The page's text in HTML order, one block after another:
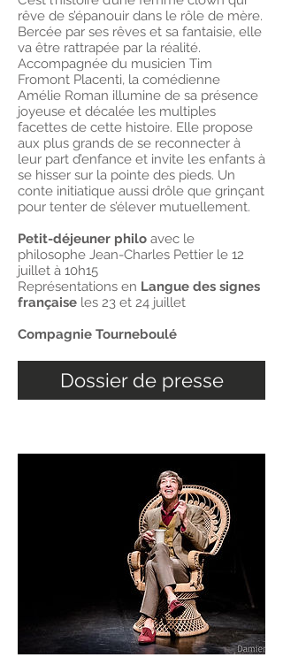
rêve de s’épanouir dans le rôle de mère.
Bercée par ses rêves et sa fantaisie, elle
va être rattrapée par la réalité.
Accompagnée du musicien Tim
Fromont Placenti, la comédienne
Amélie Roman illumine de sa présence
joyeuse et décalée les multiples
facettes de cette histoire. Elle propose
aux plus grands de se reconnecter à
leur part d’enfance et invite les enfants à
se hisser sur la pointe des pieds. Un
conte initiatique aussi drôle que grinçant
pour tenter de s’élever mutuellement.
Petit-déjeuner philo avec le
philosophe Jean-Charles Pettier le 12
juillet à 10h15
Représentations en Langue des signes
française les 23 et 24 juillet
Compagnie Tourneboulé
Dossier de presse